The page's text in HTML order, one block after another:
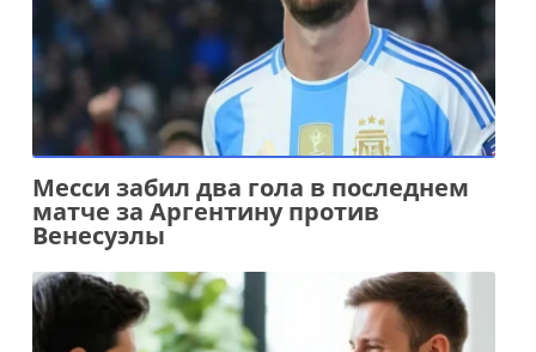
Месси забил два гола в последнем
матче за Аргентину против
Венесуэлы